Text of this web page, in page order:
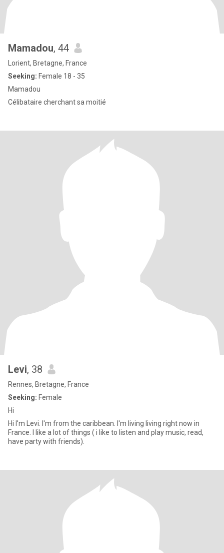
Mamadou, 44
Lorient, Bretagne, France
Seeking: Female 18 - 35
Mamadou
Célibataire cherchant sa moitié
Levi, 38
Rennes, Bretagne, France
Seeking: Female
Hi
Hi I'm Levi. I'm from the caribbean. I'm living living right now in
France. I like a lot of things ( i like to listen and play music, read,
have party with friends).